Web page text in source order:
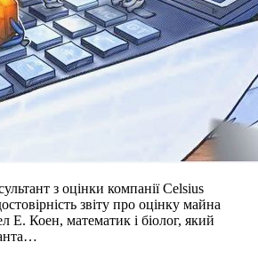
з оцінки компанії Celsius
звіту про оцінку майна
Е. Коен, математик і біолог, який